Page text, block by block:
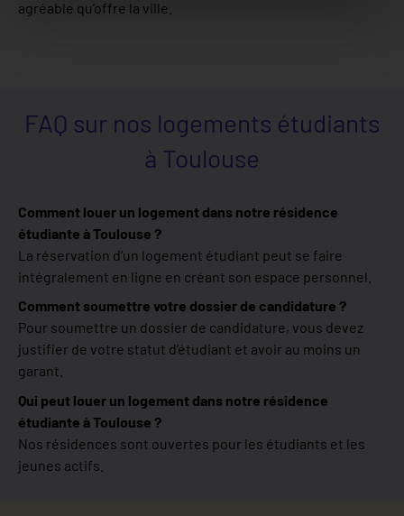
agréable qu’offre la ville.
FAQ sur nos logements étudiants
à Toulouse
Comment louer un logement dans notre résidence
étudiante à Toulouse ?
La réservation d’un logement étudiant peut se faire
intégralement en ligne en créant son espace personnel.
Comment soumettre votre dossier de candidature ?
Pour soumettre un dossier de candidature, vous devez
justifier de votre statut d’étudiant et avoir au moins un
garant.
Qui peut louer un logement dans notre résidence
étudiante à Toulouse ?
Nos résidences sont ouvertes pour les étudiants et les
jeunes actifs.